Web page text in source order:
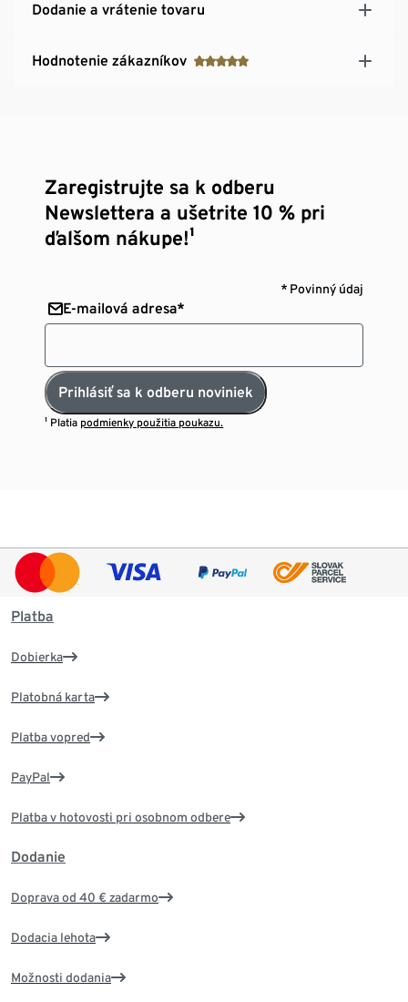
Dodanie a vrátenie tovaru
Hodnotenie zákazníkov
Zaregistrujte sa k odberu
Newslettera a ušetrite 10 % pri
ďalšom nákupe!¹
* Povinný údaj
E-mailová adresa*
Prihlásiť sa k odberu noviniek
¹ Platia podmienky použitia poukazu.
Platba
Dobierka
Platobná karta
Platba vopred
PayPal
Platba v hotovosti pri osobnom odbere
Dodanie
Doprava od 40 € zadarmo
Dodacia lehota
Možnosti dodania